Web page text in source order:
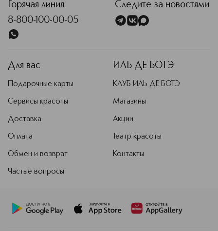
Горячая линия
8-800-100-00-05
Следите за новостями
Для вас
Подарочные карты
Сервисы красоты
Доставка
Оплата
Обмен и возврат
Частые вопросы
ИЛЬ ДЕ БОТЭ
КЛУБ ИЛЬ ДЕ БОТЭ
Магазины
Акции
Театр красоты
Контакты